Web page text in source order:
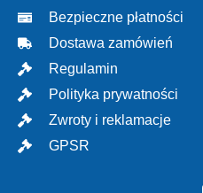
Bezpieczne płatności
Dostawa zamówień
Regulamin
Polityka prywatności
Zwroty i reklamacje
GPSR